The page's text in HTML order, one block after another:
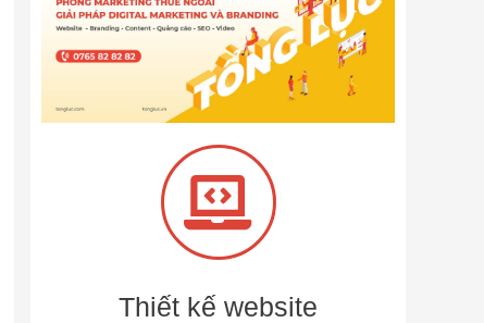
Thiết kế website